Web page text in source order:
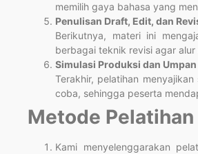
memilih gaya bahasa yang
Penulisan Draft, Edit, dan
Berikutnya, materi ini
berbagai teknik revisi agar
Simulasi Produksi dan Umpan
Terakhir, pelatihan
coba, sehingga peserta
Metode Pelatihan
Kami menyelenggarakan